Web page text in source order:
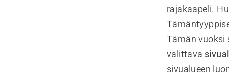
rajakaapeli.
Tämän vuoksi
valittava
sivualueen